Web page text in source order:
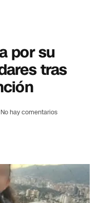
por su
tras
No hay comentarios